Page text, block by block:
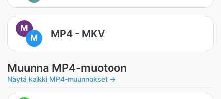
M
M
MP4 - MKV
Muunna MP4-muotoon
Näytä kaikki MP4-muunnokset →